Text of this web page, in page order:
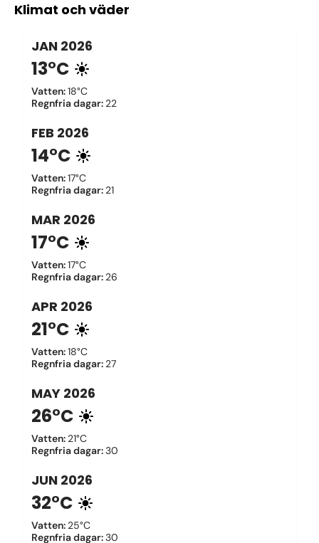
Klimat och väder
JAN 2026
13°C
Vatten:18°C
Regnfria dagar: 22
FEB 2026
14°C
Vatten:17°C
Regnfria dagar: 21
MAR 2026
17°C
Vatten:17°C
Regnfria dagar: 26
APR 2026
21°C
Vatten:18°C
Regnfria dagar: 27
MAY 2026
26°C
Vatten: 21°C
Regnfria dagar:30
JUN 2026
32°C
Vatten: 25°C
Regnfria dagar:30